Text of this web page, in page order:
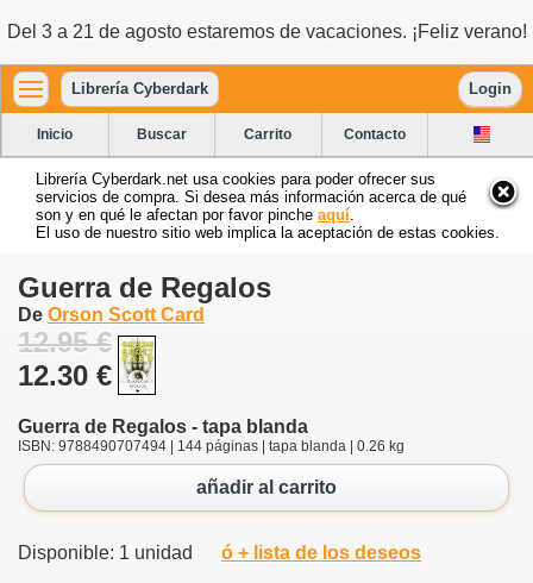
Del 3 a 21 de agosto estaremos de vacaciones. ¡Feliz verano!
Librería Cyberdark Login
Inicio Buscar Carrito Contacto
Librería Cyberdark.net usa cookies para poder ofrecer sus
servicios de compra. Si desea más información acerca de qué
son y en qué le afectan por favor pinche aquí
El uso de nuestro sitio web implica la aceptación de estas cookies.
Guerra de Regalos
De Orson Scott Card
12.95 €
12.30 €
Guerra de Regalos - tapa blanda
ISBN: 9788490707494 | 144 páginas | tapa blanda | 0.26 kg
añadir al carrito
Disponible: 1 unidad ó + lista de los deseos